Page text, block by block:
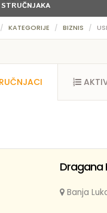
KATEGORIJE BIZNIS
STRUČNJAKA
Dragana
Banja